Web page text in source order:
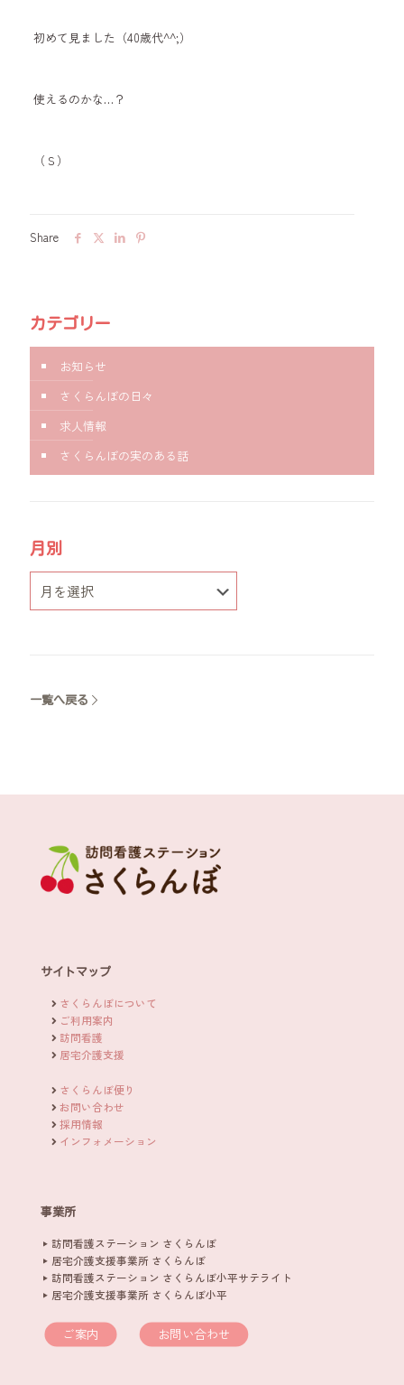
初めて見ました（40歳代^^;）
使えるのかな…？
（Ｓ）
Share
カテゴリー
お知らせ
さくらんぼの日々
求人情報
さくらんぼの実のある話
月別
一覧へ戻る
サイトマップ
さくらんぼについて
ご利用案内
訪問看護
居宅介護支援
さくらんぼ便り
お問い合わせ
採用情報
インフォメーション
事業所
訪問看護ステーション さくらんぼ
居宅介護支援事業所 さくらんぼ
訪問看護ステーション さくらんぼ小平サテライト
居宅介護支援事業所 さくらんぼ小平
ご案内 お問い合わせ